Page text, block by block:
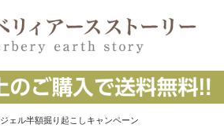
ジェル半額掘り起こしキャンペーン